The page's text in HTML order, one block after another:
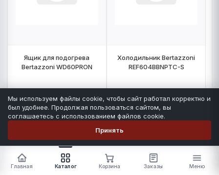
Ящик для подогрева
Bertazzoni WD60PRON
НА ЗАПОЛНЕНИЕ
Холодильник Bertazzoni
REF604BBNPTC-S
НА ЗАПОЛНЕНИЕ
-
Главная Каталог Корзина Заказы Меню
Мы используем файлы cookie, чтобы сайт работал корректно и
был удобнее. Продолжая пользоваться сайтом, вы
соглашаетесь с использованием файлов cookie.
Принять